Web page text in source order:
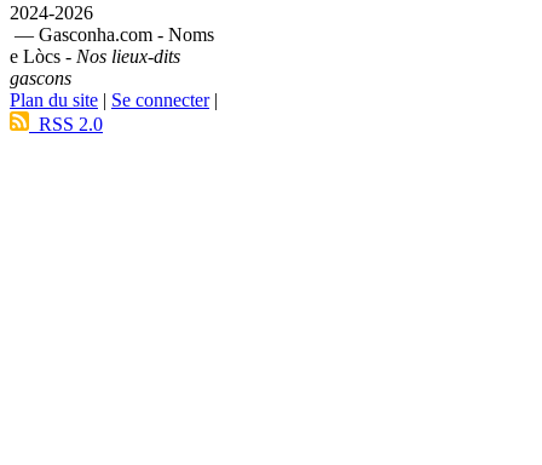
2024-2026
— Gasconha.com - Noms
e Lòcs - Nos lieux-dits
gascons
Plan du site | Se connecter|
RSS 2.0